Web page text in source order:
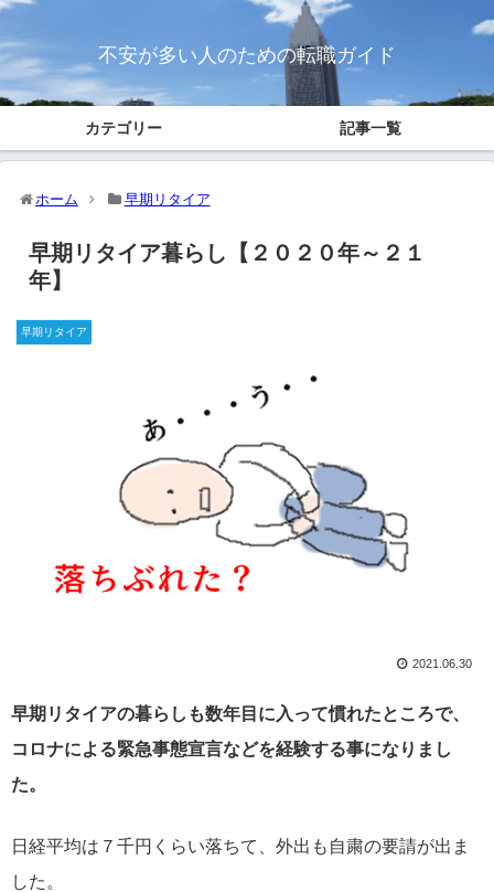
不安が多い人のための転職ガイド
カテゴリー 記事一覧
ホーム 早期リタイア
早期リタイア暮らし【２０２０年～２１
年】
早期リタイア
2021.06.30
早期リタイアの暮らしも数年目に入って慣れたところで、
コロナによる緊急事態宣言などを経験する事になりまし
た。
日経平均は７千円くらい落ちて、外出も自粛の要請が出ま
した。